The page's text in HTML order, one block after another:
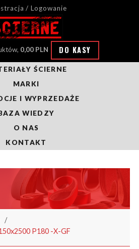
/ Logowanie
0,00 PLN DO KASY
ŚCIERNE
MARKI
I WYPRZEDAŻE
WIEDZY
O NAS
KONTAKT
P180 -X-GF